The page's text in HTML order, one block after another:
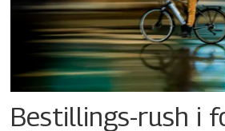
Bestillings-rush i